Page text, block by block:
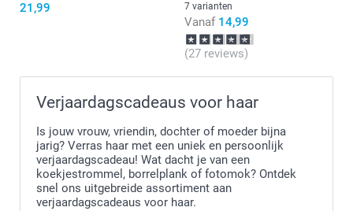
21,99
7 varianten
Vanaf 14,99
(27 reviews)
Verjaardagscadeaus voor haar
Is jouw vrouw, vriendin, dochter of moeder bijna
jarig? Verras haar met een uniek en persoonlijk
verjaardagscadeau! Wat dacht je van een
koekjestrommel, borrelplank of fotomok? Ontdek
snel ons uitgebreide assortiment aan
verjaardagscadeaus voor haar.